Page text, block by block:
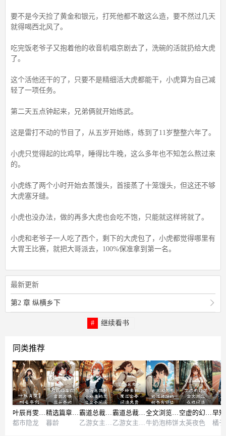
要不是今天捡了黄金和银元，打死他都不敢这么造，要不然过几天
就得喝西北风了。
吃完饭老爷子又抱着他的收音机唱京剧去了，洗碗的活就扔给大虎
了。
这个活他还干的了，只要不是精细活大虎都能干，小虎算为自己减
轻了一项任务。
第二天五点钟起来，兄弟俩就开始练武。
这是雷打不动的节目了，从五岁开始练，练到了11岁整整六年了。
小虎只觉得起的比鸡早，睡得比牛晚，这么多年也不知怎么熬过来
的。
小虎练了两个小时开始去蒸馒头，首接蒸了十笼馒头，但这还不够
大虎塞牙缝。
小虎也没办法，做的再多大虎也会吃不饱，只能就这样将就了。
小虎和老爷子一人吃了西个，剩下的大虎包了，小虎都觉得哪里有
大胃王比赛，就把大哥派去，100%保准拿到第一名。
最新更新
第2 章 纵横乡下
继续看书
同类推荐
叶辰肖雯玥叫名字啊
都市隐龙
精选篇章我靠武力碾压异界的
暮龄
霸道总裁和小娇妻的爱恋全本阅读
乙游女主相逢
霸道总裁和小娇妻的爱恋全本阅读免费
乙游女主相逢
全文浏览牛奶泡柿饼的新书有哪些
牛奶泡柿饼
空虚的幻想全文浏览在线阅读
太英夜色
橘